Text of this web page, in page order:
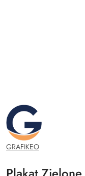
GRAFIKEO.PL
GRAFIKEO